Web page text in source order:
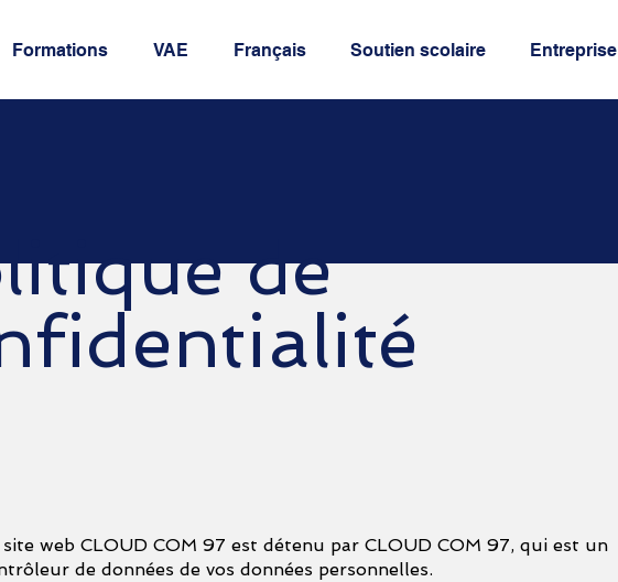
Formations VAE Français Soutien scolaire Entreprise
de
site web CLOUD COM 97 est détenu par CLOUD COM 97, qui est un
de données de vos données personnelles.